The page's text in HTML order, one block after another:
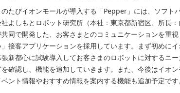
たびイオンモールが導入する「Pepper」には、ソフト
よしもとロボット研究所（本社：東京都新宿区、所長：
同で開発した、お客さまとのコミュニケーションを重視
接客アプリケーションを採用しています。まず初めに
新都心に試験導入してお客さまのロボットに対するニ
確認し、機能を追加していきます。また、今後はイオ
ント情報やおすすめ情報を案内する機能も追加予定です